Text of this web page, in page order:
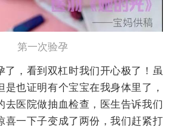
第一次验孕
，看到双杠时我们开心极了！虽
是也证明有个宝宝在我身体里了，
去医院做抽血检查，医生告诉我们
喜一下子变成了两份，我们赶紧打